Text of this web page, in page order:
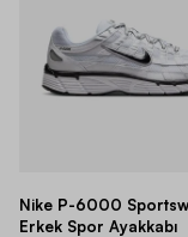
Nike P-6000
Erkek Spor Ayakkabı